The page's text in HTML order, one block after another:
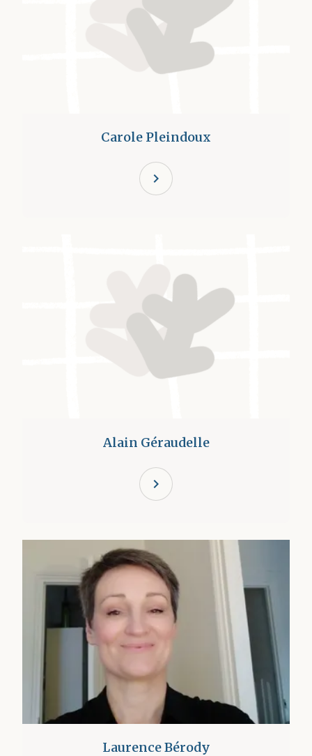
Carole Pleindoux
chevron_right
Alain Géraudelle
chevron_right
Laurence Bérody